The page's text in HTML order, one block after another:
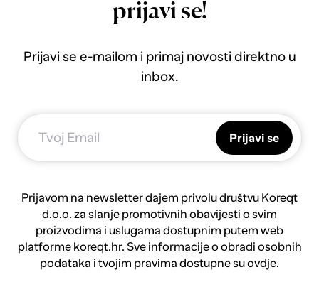
prijavi se!
Prijavi se e-mailom i primaj novosti direktno u
inbox.
Prijavi se
Prijavom na newsletter dajem privolu društvu Koreqt
d.o.o. za slanje promotivnih obavijesti o svim
proizvodima i uslugama dostupnim putem web
platforme koreqt.hr. Sve informacije o obradi osobnih
podataka i tvojim pravima dostupne suovdje.